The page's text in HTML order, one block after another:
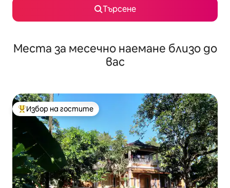
Търсене
Места за месечно наемане близо до
вас
Най-популярен избор на гостите
Избор на гостите